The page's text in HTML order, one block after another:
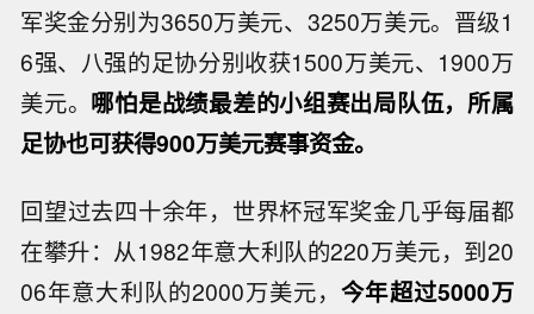
军奖金分别为3650万美元、3250万美元。晋级1
6强、八强的足协分别收获1500万美元、1900万
美元。 哪怕是战绩最差的小组赛出局队伍，所属
足协也可获得900万美元赛事资金。
回望过去四十余年，世界杯冠军奖金几乎每届都
在攀升：从1982年意大利队的220万美元，到20
06年意大利队的2000万美元，今年超过5000万